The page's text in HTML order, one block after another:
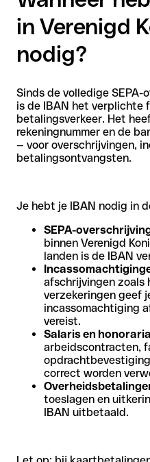
in Verenigd
nodig?
Sinds de volledige
is de IBAN het verplichte
betalingsverkeer. Het
rekeningnummer en de
— voor overschrijvingen,
betalingsontvangsten.
Je hebt je IBAN nodig in
SEPA-
binnen Verenigd
landen is de IBAN
afschrijvingen zoals
verzekeringen geef
incassomachtiging
vereist.
Salaris en honoraria
arbeidscontracten,
correct worden
toeslagen en
IBAN uitbetaald.